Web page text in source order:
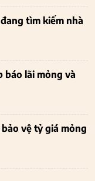
tìm kiếm nhà
báo lãi mỏng và
vệ tỷ giá mỏng